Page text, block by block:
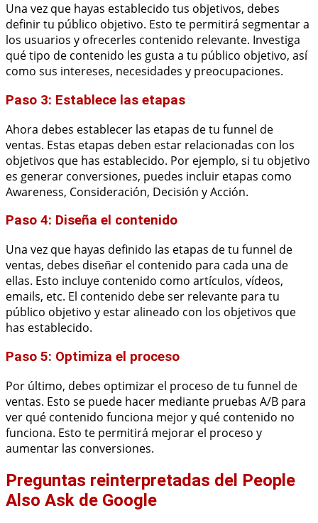
Una vez que hayas establecido tus objetivos, debes
definir tu público objetivo. Esto te permitirá segmentar a
los usuarios y ofrecerles contenido relevante. Investiga
qué tipo de contenido les gusta a tu público objetivo, así
como sus intereses, necesidades y preocupaciones.
Paso 3: Establece las etapas
Ahora debes establecer las etapas de tu funnel de
ventas. Estas etapas deben estar relacionadas con los
objetivos que has establecido. Por ejemplo, si tu objetivo
es generar conversiones, puedes incluir etapas como
Awareness, Consideración, Decisión y Acción.
Paso 4: Diseña el contenido
Una vez que hayas definido las etapas de tu funnel de
ventas, debes diseñar el contenido para cada una de
ellas. Esto incluye contenido como artículos, vídeos,
emails, etc. El contenido debe ser relevante para tu
público objetivo y estar alineado con los objetivos que
has establecido.
Paso 5: Optimiza el proceso
Por último, debes optimizar el proceso de tu funnel de
ventas. Esto se puede hacer mediante pruebas A/B para
ver qué contenido funciona mejor y qué contenido no
funciona. Esto te permitirá mejorar el proceso y
aumentar las conversiones.
Preguntas reinterpretadas del People
Also Ask de Google